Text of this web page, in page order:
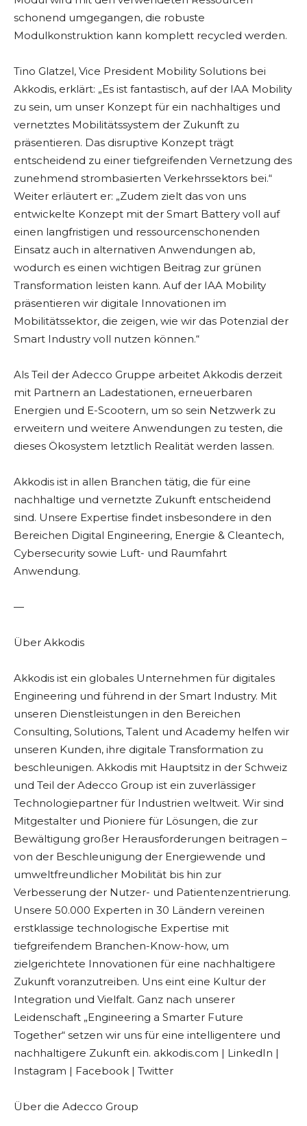
schonend umgegangen, die robuste
Modulkonstruktion kann komplett recycled werden.
Tino Glatzel, Vice President Mobility Solutions bei
Akkodis, erklärt: „Es ist fantastisch, auf der IAA Mobility
zu sein, um unser Konzept für ein nachhaltiges und
vernetztes Mobilitätssystem der Zukunft zu
präsentieren. Das disruptive Konzept trägt
entscheidend zu einer tiefgreifenden Vernetzung des
zunehmend strombasierten Verkehrssektors bei.“
Weiter erläutert er: „Zudem zielt das von uns
entwickelte Konzept mit der Smart Battery voll auf
einen langfristigen und ressourcenschonenden
Einsatz auch in alternativen Anwendungen ab,
wodurch es einen wichtigen Beitrag zur grünen
Transformation leisten kann. Auf der IAA Mobility
präsentieren wir digitale Innovationen im
Mobilitätssektor, die zeigen, wie wir das Potenzial der
Smart Industry voll nutzen können.“
Als Teil der Adecco Gruppe arbeitet Akkodis derzeit
mit Partnern an Ladestationen, erneuerbaren
Energien und E-Scootern, um so sein Netzwerk zu
erweitern und weitere Anwendungen zu testen, die
dieses Ökosystem letztlich Realität werden lassen.
Akkodis ist in allen Branchen tätig, die für eine
nachhaltige und vernetzte Zukunft entscheidend
sind. Unsere Expertise findet insbesondere in den
Bereichen Digital Engineering, Energie & Cleantech,
Cybersecurity sowie Luft- und Raumfahrt
Anwendung.
—
Über Akkodis
Akkodis ist ein globales Unternehmen für digitales
Engineering und führend in der Smart Industry. Mit
unseren Dienstleistungen in den Bereichen
Consulting, Solutions, Talent und Academy helfen wir
unseren Kunden, ihre digitale Transformation zu
beschleunigen. Akkodis mit Hauptsitz in der Schweiz
und Teil der Adecco Group ist ein zuverlässiger
Technologiepartner für Industrien weltweit. Wir sind
Mitgestalter und Pioniere für Lösungen, die zur
Bewältigung großer Herausforderungen beitragen –
von der Beschleunigung der Energiewende und
umweltfreundlicher Mobilität bis hin zur
Verbesserung der Nutzer- und Patientenzentrierung.
Unsere 50.000 Experten in 30 Ländern vereinen
erstklassige technologische Expertise mit
tiefgreifendem Branchen-Know-how, um
zielgerichtete Innovationen für eine nachhaltigere
Zukunft voranzutreiben. Uns eint eine Kultur der
Integration und Vielfalt. Ganz nach unserer
Leidenschaft „Engineering a Smarter Future
Together“ setzen wir uns für eine intelligentere und
nachhaltigere Zukunft ein. akkodis.com | LinkedIn |
Instagram | Facebook | Twitter
Über die Adecco Group